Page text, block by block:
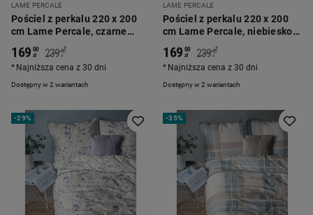
LAME PERCALE
Pościel z perkalu 220 x 200
cm Lame Percale, czarne
kwiaty, beżowa
Dostępny w 2 wariantach
169 00
zł 239 00
zł
*
Najniższa cena z 30 dni
LAME PERCALE
Pościel z perkalu 220 x 200
cm Lame Percale, niebiesko-
żółte kwiaty
Dostępny w 2 wariantach
169 00
zł 239 00
zł
*
Najniższa cena z 30 dni
-29% -35%